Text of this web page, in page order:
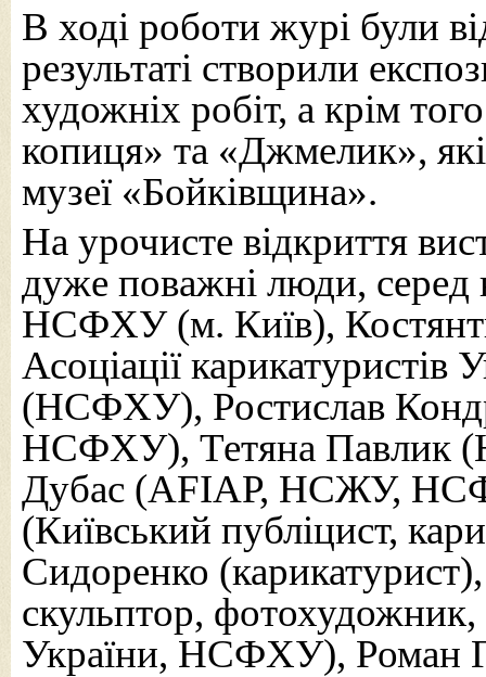
В ході роботи журі були
результаті створили
художніх робіт, а крім
копиця» та «Джмелик»,
музеї «Бойківщина».
На урочисте відкриття
дуже поважні люди, серед
НСФХУ (м. Київ),
Асоціації
(НСФХУ), Ростислав
НСФХУ), Тетяна
Дубас (АFІАР, НСЖУ,
(Київський публіцист,
Сидоренко
скульптор,
України, НСФХУ), Роман